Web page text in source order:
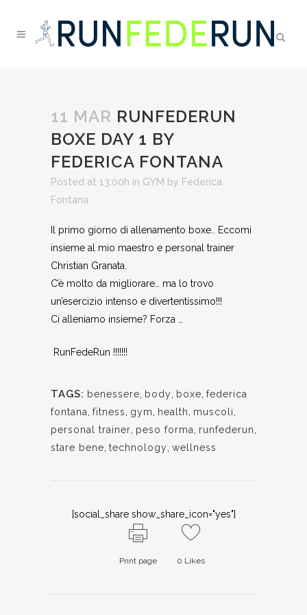
11 MAR RUNFEDERUN
BOXE DAY 1 BY
FEDERICA FONTANA
Posted at 13:00h in GYM by Federica
Fontana
Il primo giorno di allenamento boxe.. Eccomi
insieme al mio maestro e personal trainer
Christian Granata.
C’è molto da migliorare… ma lo trovo
un’esercizio intenso e divertentissimo!!!
Ci alleniamo insieme? Forza …
RunFedeRun !!!!!!!
TAGS: benessere body boxe federica
fontana fitness gym health muscoli
personal trainer peso forma runfederun
stare bene technology wellness
[social_share show_share_icon="yes"]
Print page 0 Likes